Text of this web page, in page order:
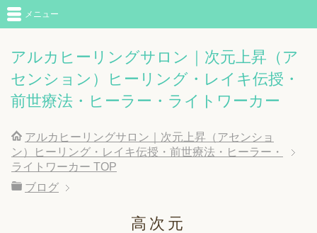
アルカヒーリングサロン｜次元上昇（ア
センション）ヒーリング・レイキ伝授・
前世療法・ヒーラー・ライトワーカー
メニュー
アルカヒーリングサロン｜次元上昇（アセンショ
ン）ヒーリング・レイキ伝授・前世療法・ヒーラー・
ライトワーカー TOP
ブログ
高次元